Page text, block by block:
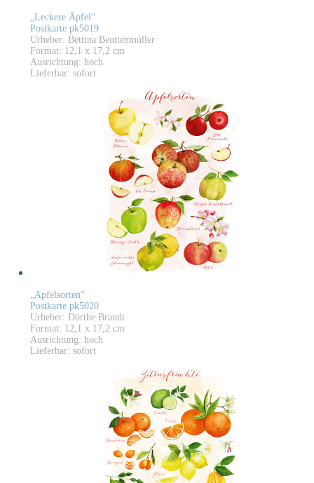
„Leckere Äpfel“
Postkarte pk5019
Urheber: Bettina Beuttenmüller
Format: 12,1 x 17,2 cm
Ausrichtung: hoch
Lieferbar: sofort
„Apfelsorten“
Postkarte pk5020
Urheber: Dörthe Brandt
Format: 12,1 x 17,2 cm
Ausrichtung: hoch
Lieferbar: sofort